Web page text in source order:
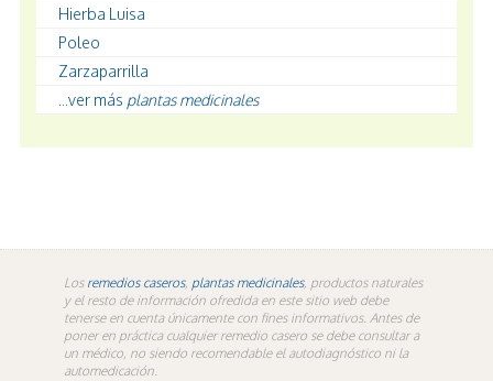
Hierba Luisa
Poleo
Zarzaparrilla
...ver más plantas medicinales
Los remedios caseros, plantas medicinales, productos naturales
y el resto de información ofredida en este sitio web debe
tenerse en cuenta únicamente con fines informativos. Antes de
poner en práctica cualquier remedio casero se debe consultar a
un médico, no siendo recomendable el autodiagnóstico ni la
automedicación.